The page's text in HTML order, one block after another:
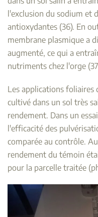
l'exclusion du sodium et
antioxydantes (36). En
membrane plasmique a
augmenté, ce qui a
nutriments chez l'orge
Les applications foliaires
cultivé dans un sol très
rendement. Dans un
l'efficacité des
comparée au contrôle.
rendement du témoin
pour la parcelle traitée